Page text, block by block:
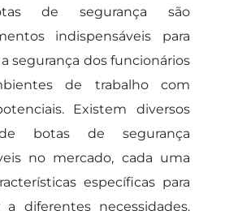
de segurança são
indispensáveis para
segurança dos funcionários
de trabalho com
Existem diversos
botas de segurança
no mercado, cada uma
específicas para
a diferentes necessidades.